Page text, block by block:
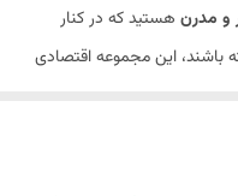
و مدرن هستید که در کنار
باشند، این مجموعه اقتصادی